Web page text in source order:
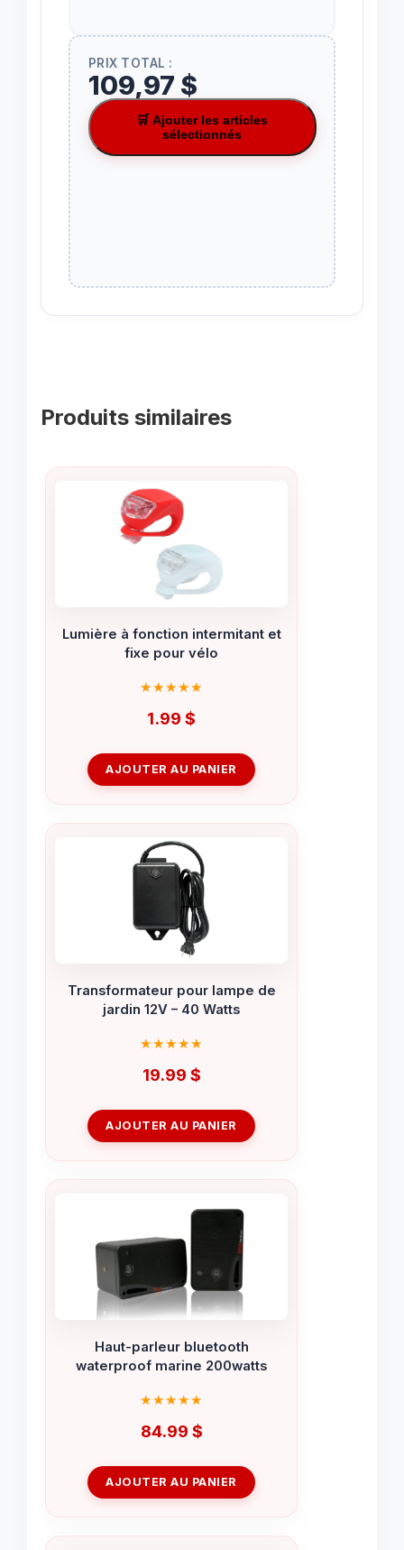
PRIX TOTAL :
109,97 $
🛒 Ajouter les articles
sélectionnés
Produits similaires
Lumière à fonction intermitant et
fixe pour vélo
1.99 $
AJOUTER AU PANIER
Transformateur pour lampe de
jardin 12V – 40 Watts
19.99 $
AJOUTER AU PANIER
Haut-parleur bluetooth
waterproof marine 200watts
84.99 $
AJOUTER AU PANIER